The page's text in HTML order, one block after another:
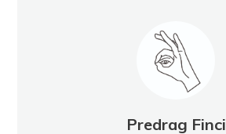
Predrag Finci